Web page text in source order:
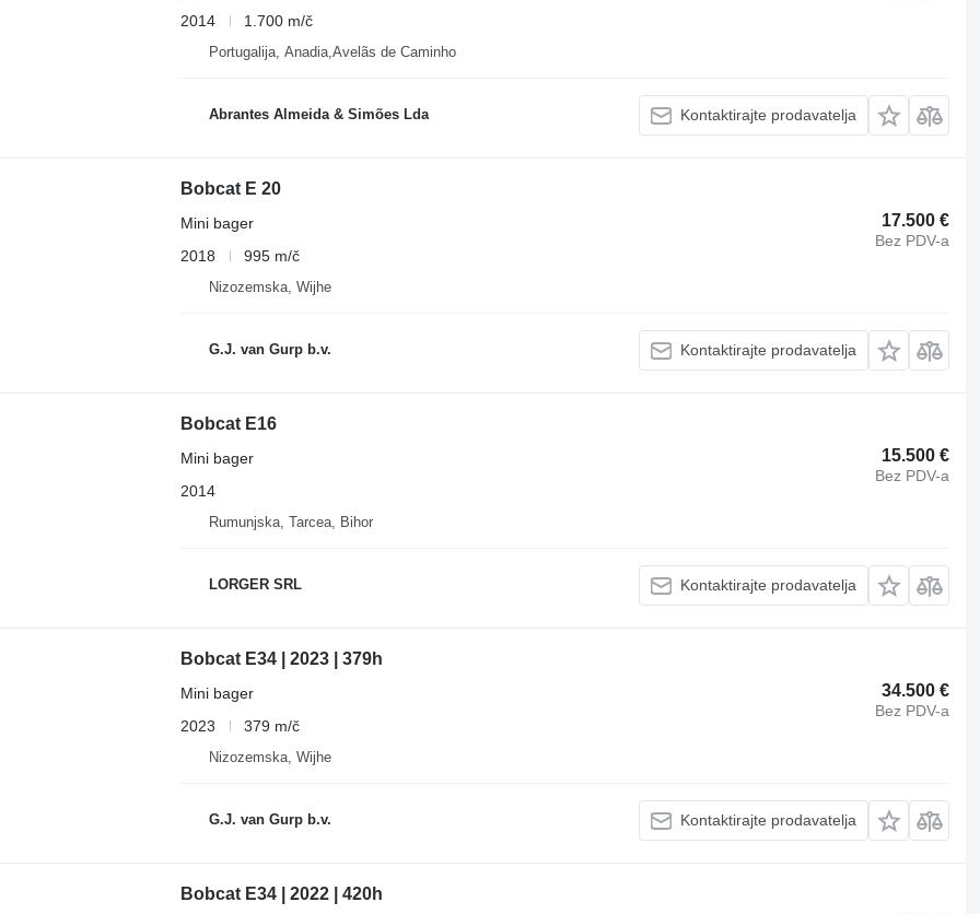
2014
1.700 m/č
Portugalija, Anadia,Avelãs de Caminho
Abrantes Almeida & Simões Lda Kontaktirajte prodavatelja
Bobcat E 20
17.500 €
Bez PDV-a
Mini bager
2018
995 m/č
Nizozemska, Wijhe
G.J. van Gurp b.v. Kontaktirajte prodavatelja
Bobcat E16
15.500 €
Bez PDV-a
Mini bager
2014
Rumunjska, Tarcea, Bihor
LORGER SRL Kontaktirajte prodavatelja
Bobcat E34 | 2023 | 379h
34.500 €
Bez PDV-a
Mini bager
2023
379 m/č
Nizozemska, Wijhe
G.J. van Gurp b.v. Kontaktirajte prodavatelja
Bobcat E34 | 2022 | 420h